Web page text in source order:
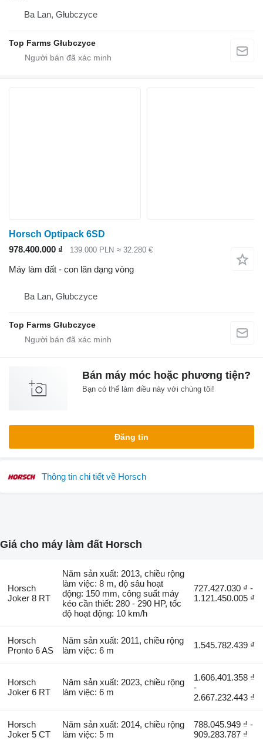
Ba Lan, Głubczyce
Top Farms Głubczyce
Horsch Optipack 6SD
978.400.000 ₫
139.000 PLN ≈ 32.280 €
Máy làm đất - con lăn dạng vòng
Ba Lan, Głubczyce
Top Farms Głubczyce
Bán máy móc hoặc phương tiện?
Bạn có thể làm điều này với chúng tôi!
Đăng tin
Thông tin chi tiết về Horsch
Giá cho máy làm đất Horsch
Horsch
Joker 8 RT
Năm sản xuất: 2013, chiều rộng
làm việc: 8 m, độ sâu hoạt
động: 150 mm, công suất máy
kéo cần thiết: 280 - 290 HP, tốc
độ hoạt động: 10 km/h
727.427.030 ₫ -
1.121.450.005 ₫
Horsch
Pronto 6 AS
Năm sản xuất: 2011, chiều rộng
làm việc: 6 m
1.545.782.439 ₫
Horsch
Joker 6 RT
Năm sản xuất: 2023, chiều rộng
làm việc: 6 m
1.606.401.358 ₫
-
2.667.232.443 ₫
Horsch
Joker 5 CT
Năm sản xuất: 2014, chiều rộng
làm việc: 5 m
788.045.949 ₫ -
909.283.787 ₫